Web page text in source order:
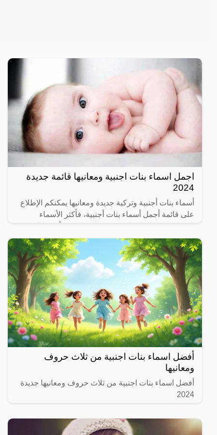
اجمل اسماء بنات اجنبية ومعانيها قائمة جديدة
2024
أسماء بنات أجنبية وتركية جديدة ومعانيها يمكنكم الإطلاع
على قائمة أجمل أسماء بنات أجنبية، فأكثر الأسماء
أفضل اسماء بنات اجنبية من ثلاث حروف
ومعانيها
أفضل اسماء بنات اجنبية من ثلاث حروف ومعانيها جديدة
2024